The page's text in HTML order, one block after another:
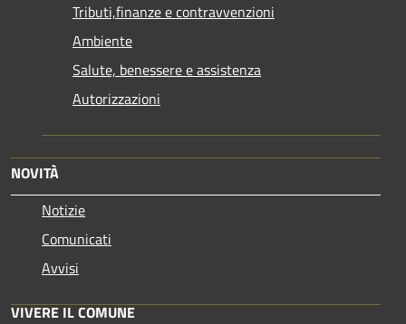
Tributi,finanze e contravvenzioni
Ambiente
Salute, benessere e assistenza
Autorizzazioni
NOVITÀ
Notizie
Comunicati
Avvisi
VIVERE IL COMUNE